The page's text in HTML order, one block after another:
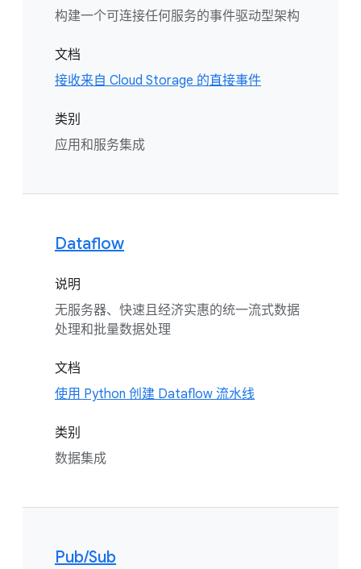
构建一个可连接任何服务的事件驱动型架构
文档
接收来自 Cloud Storage 的直接事件
类别
应用和服务集成
Dataflow
说明
无服务器、快速且经济实惠的统一流式数据
处理和批量数据处理
文档
使用 Python 创建 Dataflow 流水线
类别
数据集成
Pub/Sub